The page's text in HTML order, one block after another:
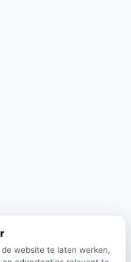
website te laten werken,